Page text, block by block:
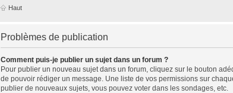
Haut
Problèmes de publication
Comment puis-je publier un sujet dans un forum ?
Pour publier un nouveau sujet dans un forum, cliquez sur le bouton
de pouvoir rédiger un message. Une liste de vos permissions sur
publier de nouveaux sujets, vous pouvez voter dans les sondages, etc.